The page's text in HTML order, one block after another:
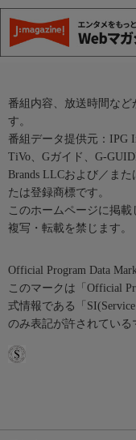
番組内容、放送時間な
す。
番組データ提供元：IPG
TiVo、Gガイド、G-
Brands LLCおよび／ま
たは登録商標です。
このホームページに掲
複写・転載を禁じます。
Official Program Data
このマークは「Official
式情報である「
のみ表記が許されている